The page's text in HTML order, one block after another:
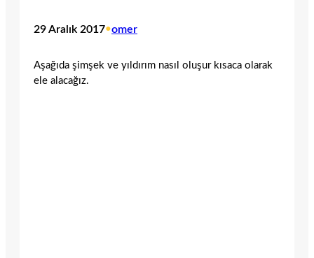
29 Aralık 2017•omer
Aşağıda şimşek ve yıldırım nasıl oluşur kısaca olarak
ele alacağız.